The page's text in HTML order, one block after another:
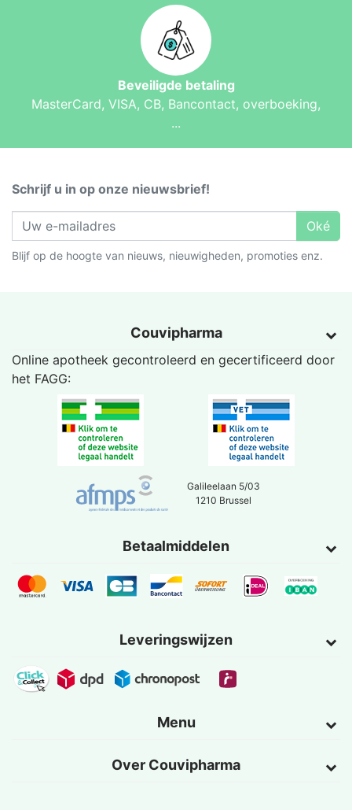
Beveiligde betaling
MasterCard, VISA, CB, Bancontact, overboeking,
...
Schrijf u in op onze nieuwsbrief!
Oké
Blijf op de hoogte van nieuws, nieuwigheden, promoties enz.
Couvipharma
Online apotheek gecontroleerd en gecertificeerd door
het FAGG:
Galileelaan 5/03
1210 Brussel
Betaalmiddelen
Leveringswijzen
Menu
Over Couvipharma